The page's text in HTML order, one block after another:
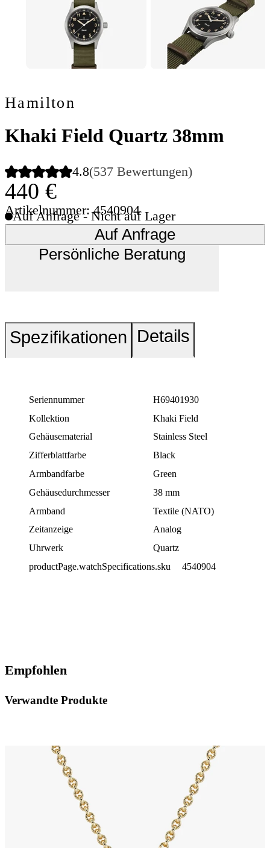
Hamilton
Khaki Field Quartz 38mm
4.8(537 Bewertungen)
440 €
Artikelnummer: 4540904
Auf Anfrage - Nicht auf Lager
Auf Anfrage
Persönliche Beratung
Spezifikationen Details
Seriennummer
H69401930
Kollektion
Khaki Field
Gehäusematerial
Stainless Steel
Zifferblattfarbe
Black
Armbandfarbe
Green
Gehäusedurchmesser
38 mm
Armband
Textile (NATO)
Zeitanzeige
Analog
Uhrwerk
Quartz
productPage.watchSpecifications.sku
4540904
Empfohlen
Verwandte Produkte